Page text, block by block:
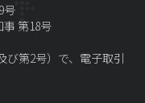
号
第18号
第2号）で、電子取引